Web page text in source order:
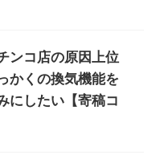
ンコ店の原因上位
かくの換気機能を
にしたい【寄稿コ